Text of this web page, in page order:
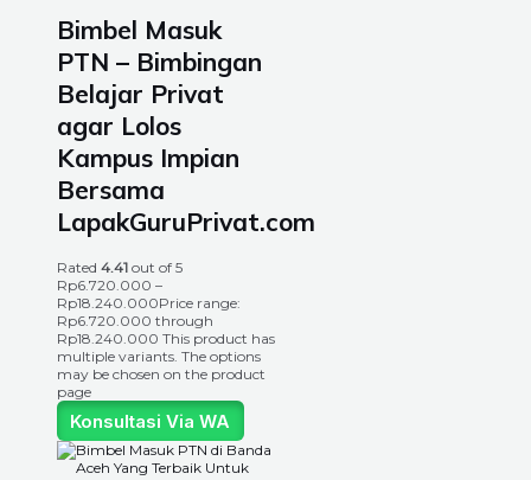
Bimbel Masuk
PTN – Bimbingan
Belajar Privat
agar Lolos
Kampus Impian
Bersama
LapakGuruPrivat.com
Rated 4.41 out of 5
Rp6.720.000 –
Rp18.240.000Price range:
Rp6.720.000 through
Rp18.240.000 This product has
multiple variants. The options
may be chosen on the product
page
Konsultasi Via WA